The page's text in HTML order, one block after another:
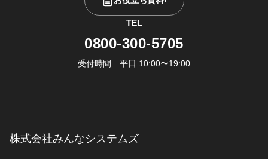
TEL
0800-300-5705
受付時間 平日 10:00〜19:00
株式会社みんなシステムズ